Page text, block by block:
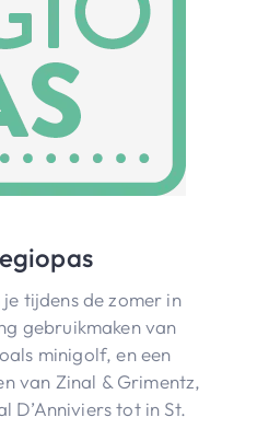
tijdens de zomer in
gebruikmaken van
minigolf, en een
van Zinal & Grimentz,
D’Anniviers tot in St.